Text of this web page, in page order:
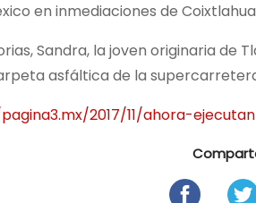
en inmediaciones de
Sandra, la joven originaria
asfáltica de la
2017/11/ahora-